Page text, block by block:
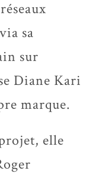
sa
sur
Diane Kari
marque.
elle